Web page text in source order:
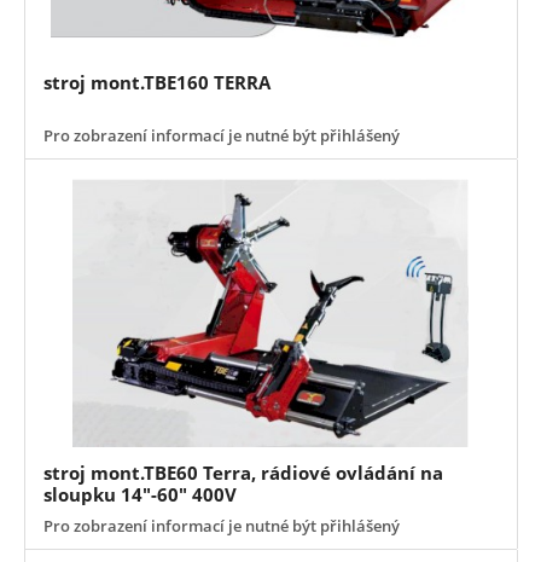
stroj mont.TBE160 TERRA
Pro zobrazení informací je nutné být přihlášený
stroj mont.TBE60 Terra, rádiové ovládání na
sloupku 14"-60" 400V
Pro zobrazení informací je nutné být přihlášený